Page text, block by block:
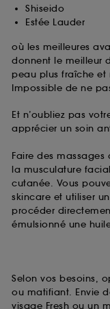
Shiseido
Estée Lauder
où les meilleures
donnent le meilleur
peau plus fraîche et
Impossible de ne
Et n’oubliez pas
apprécier un soin
Faire des
la musculature
cutanée. Vous
skincare et utiliser
procéder
émulsionné une
Selon vos besoins,
ou matifiant. Envie
visage Fresh ou un